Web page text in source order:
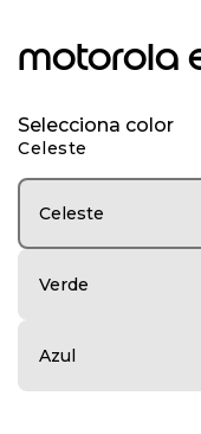
t
e
o
1
motorola
Selecciona color
Celeste
Celeste
Verde
Azul